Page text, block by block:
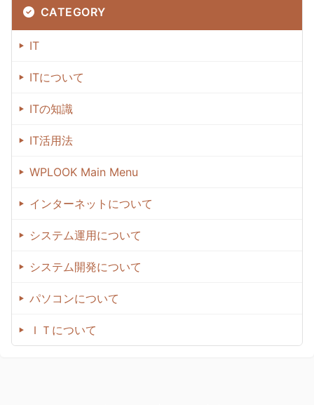
CATEGORY
IT
ITについて
ITの知識
IT活用法
WPLOOK Main Menu
インターネットについて
システム運用について
システム開発について
パソコンについて
ＩＴについて